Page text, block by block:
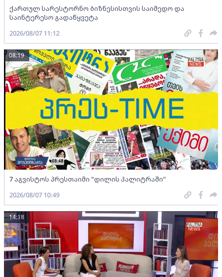
ქართულ სარესტორნო ბიზნესისთვის საიმედო და
საინტერესო გადაწყვეტა
2026/08/07 11:12
7 აგვისტოს პრესთაიმი "დილის პალიტრაში"
08:19
2026/08/07 10:49
14:18